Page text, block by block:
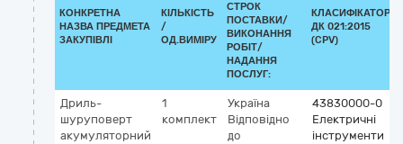
КОНКРЕТНА
НАЗВА ПРЕДМЕТА
ЗАКУПІВЛІ
КІЛЬКІСТЬ
/
ОД.ВИМІРУ
СТРОК
ПОСТАВКИ/
ВИКОНАННЯ
РОБІТ/
НАДАННЯ
ПОСЛУГ:
КЛАСИФІКАТОР
ДК 021:2015
(CPV)
Дриль-
шуруповерт
акумуляторний
1
комплект
Україна
Відповідно
до
43830000-0
Електричні
інструменти